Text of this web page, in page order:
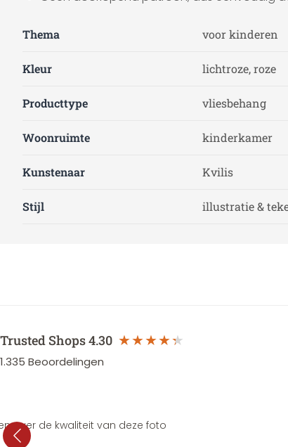
Thema voor kinderen
Kleur lichtroze, roze
Producttype vliesbehang
Woonruimte kinderkamer
Kunstenaar Kvilis
Stijl illustratie &
Trusted Shops4.30
1.335 Beoordelingen
over de kwaliteit van deze foto